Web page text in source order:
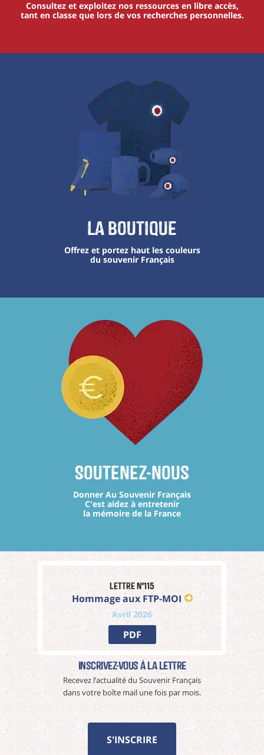
Consultez et exploitez nos ressources en libre accès,
tant en classe que lors de vos recherches personnelles.
La boutique
Offrez et portez haut les couleurs
du souvenir Français
Soutenez-nous
Donner Au Souvenir Français
C'est aidez à entretenir
la mémoire de la France
Lettre n°115
Hommage aux FTP-MOI
Avril 2026
PDF
Inscrivez-vous à La Lettre
Recevez l’actualité du Souvenir Français
dans votre boîte mail une fois par mois.
S'INSCRIRE